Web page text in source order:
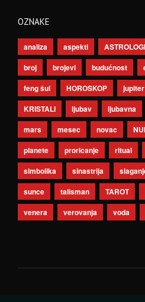
OZNAKE
analiza aspekti
broj
brojevi budućnost
feng šui
HOROSKOP jupiter
KRISTALI
ljubav ljubavna
mars
mesec novac
planete
proricanje ritual
simbolika
sinastrija
sunce
talisman TAROT
venera
verovanja voda